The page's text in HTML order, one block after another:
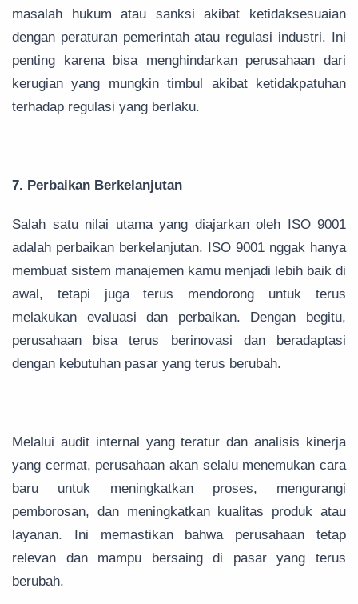
masalah hukum atau sanksi akibat ketidaksesuaian
dengan peraturan pemerintah atau regulasi industri. Ini
penting karena bisa menghindarkan perusahaan dari
kerugian yang mungkin timbul akibat ketidakpatuhan
terhadap regulasi yang berlaku.
7. Perbaikan Berkelanjutan
Salah satu nilai utama yang diajarkan oleh ISO 9001
adalah perbaikan berkelanjutan. ISO 9001 nggak hanya
membuat sistem manajemen kamu menjadi lebih baik di
awal, tetapi juga terus mendorong untuk terus
melakukan evaluasi dan perbaikan. Dengan begitu,
perusahaan bisa terus berinovasi dan beradaptasi
dengan kebutuhan pasar yang terus berubah.
Melalui audit internal yang teratur dan analisis kinerja
yang cermat, perusahaan akan selalu menemukan cara
baru untuk meningkatkan proses, mengurangi
pemborosan, dan meningkatkan kualitas produk atau
layanan. Ini memastikan bahwa perusahaan tetap
relevan dan mampu bersaing di pasar yang terus
berubah.